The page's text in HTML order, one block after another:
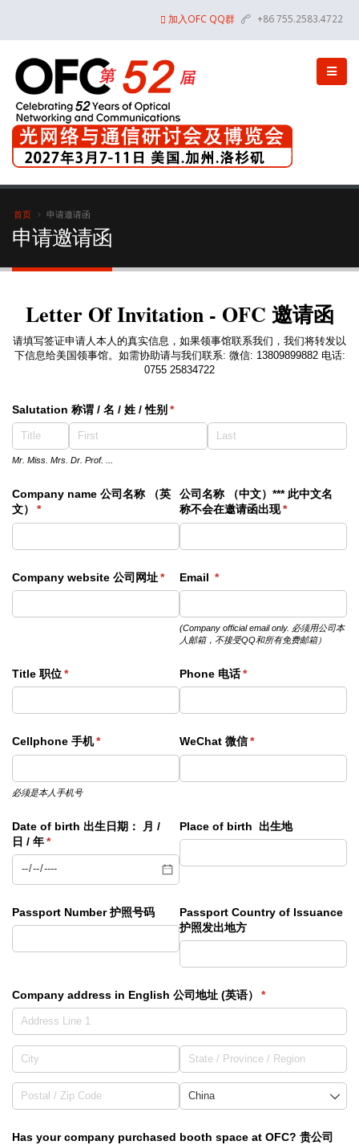
加入OFC QQ群 +86 755.2583.4722
首页 申请邀请函
申请邀请函
Letter Of Invitation - OFC 邀请函
请填写签证申请人本人的真实信息，如果领事馆联系我们，我们将转发以
下信息给美国领事馆。如需协助请与我们联系: 微信: 13809899882 电话:
0755 25834722
Salutation 称谓 /​ 名 /​ 姓 /​ 性别 *
(required)
Mr. Miss. Mrs. Dr. Prof. ...
Company name 公司名称 （英
文）
*
(required)
公司名称 （中文）*** 此中文名
称不会在邀请函出现*
(required)
Company website 公司网址*
(required)
Email *
(required)
(Company official email only. 必须用公司本
人邮箱，不接受QQ和所有免费邮箱）
Title 职位*
(required) Phone 电话*
(required)
Cellphone 手机*
(required)
必须是本人手机号
WeChat 微信*
(required)
Date of birth 出生日期： 月 /​
日 /​ 年*
(required)
Place of birth 出生地
Passport Number 护照号码
Passport Country of Issuance
护照发出地方
Company address in English 公司地址 (英语） *
(required)
Has your company purchased booth space at OFC? 贵公司